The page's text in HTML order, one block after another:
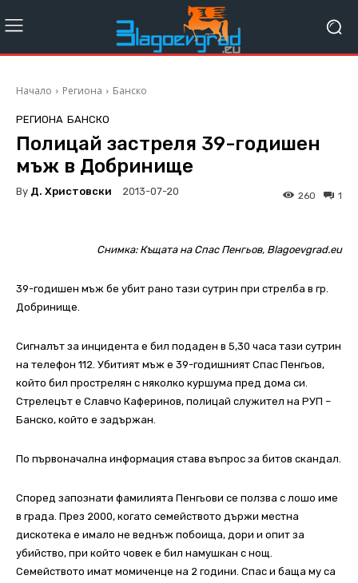
Начало Региона Банско
РЕГИОНА БАНСКО
Полицай застреля 39-годишен
мъж в Добринище
By Д. Христовски 2013-07-20 1
260
Снимка: Къщата на Спас Пенгьов, Blagoevgrad.eu
39-годишен мъж бе убит рано тази сутрин при стрелба в гр.
Добринище.
Сигналът за инцидента е бил подаден в 5,30 часа тази сутрин
на телефон 112. Убитият мъж е 39-годишният Спас Пенгьов,
който бил прострелян с няколко куршума пред дома си.
Стрелецът е Славчо Каферинов, полицай служител на РУП –
Банско, който е задържан.
По първоначална информация става въпрос за битов скандал.
Според запознати фамилията Пенгьови се ползва с лошо име
в града. През 2000, когато семейството държи местна
дискотека е имало не веднъж побоища, дори и опит за
убийство, при който човек е бил намушкан с нощ.
Семейството имат момиченце на 2 години. Спас и баща му са